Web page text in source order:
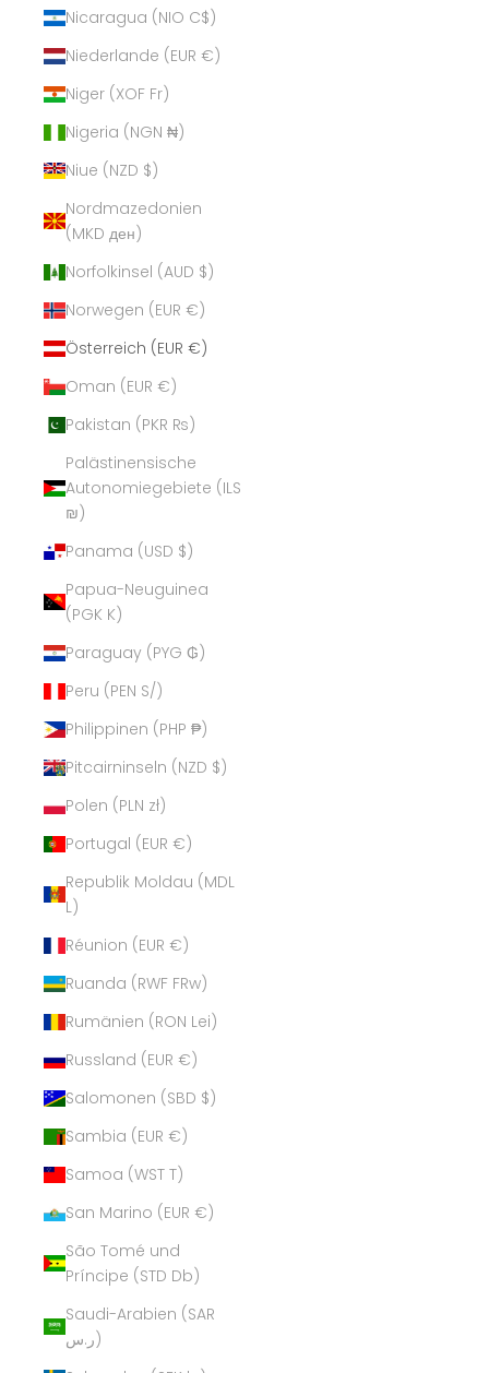
Nicaragua (NIO C$)
Niederlande (EUR €)
Niger (XOF Fr)
Nigeria (NGN ₦)
Niue (NZD $)
Nordmazedonien
(MKD ден)
Norfolkinsel (AUD $)
Norwegen (EUR €)
Österreich (EUR €)
Oman (EUR €)
Pakistan (PKR ₨)
Palästinensische
Autonomiegebiete (ILS
₪)
Panama (USD $)
Papua-Neuguinea
(PGK K)
Paraguay (PYG ₲)
Peru (PEN S/)
Philippinen (PHP ₱)
Pitcairninseln (NZD $)
Polen (PLN zł)
Portugal (EUR €)
Republik Moldau (MDL
L)
Réunion (EUR €)
Ruanda (RWF FRw)
Rumänien (RON Lei)
Russland (EUR €)
Salomonen (SBD $)
Sambia (EUR €)
Samoa (WST T)
San Marino (EUR €)
São Tomé und
Príncipe (STD Db)
Saudi-Arabien (SAR
ر.س)